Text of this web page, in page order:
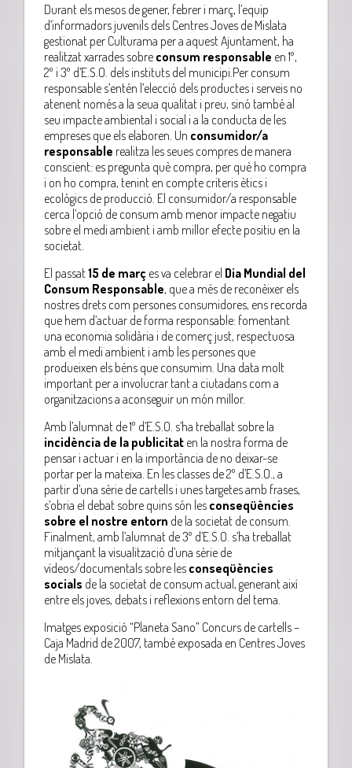
Durant els mesos de gener, febrer i març, l’equip
d’informadors juvenils dels Centres Joves de Mislata
gestionat per Culturama per a aquest Ajuntament, ha
realitzat xarrades sobre consum responsable en 1º,
2º i 3º d’E.S.O. dels instituts del municipi. Per consum
responsable s’entén l’elecció dels productes i serveis no
atenent només a la seua qualitat i preu, sinó també al
seu impacte ambiental i social i a la conducta de les
empreses que els elaboren. Un consumidor/a
responsable realitza les seues compres de manera
conscient: es pregunta què compra, per què ho compra
i on ho compra, tenint en compte criteris ètics i
ecològics de producció. El consumidor/a responsable
cerca l’opció de consum amb menor impacte negatiu
sobre el medi ambient i amb millor efecte positiu en la
societat.
El passat15 de març es va celebrar el Dia Mundial del
Consum Responsable, que a més de reconèixer els
nostres drets com persones consumidores, ens recorda
que hem d’actuar de forma responsable: fomentant
una economia solidària i de comerç just, respectuosa
amb el medi ambient i amb les persones que
produeixen els béns que consumim. Una data molt
important per a involucrar tant a ciutadans com a
organitzacions a aconseguir un món millor.
Amb l’alumnat de 1º d’E.S.O. s’ha treballat sobre la
incidència de la publicitat en la nostra forma de
pensar i actuar i en la importància de no deixar-se
portar per la mateixa. En les classes de 2º d’E.S.O., a
partir d’una sèrie de cartells i unes targetes amb frases,
s’obria el debat sobre quins són les conseqüències
sobre el nostre entorn de la societat de consum.
Finalment, amb l’alumnat de 3º d’E.S.O. s’ha treballat
mitjançant la visualització d’una sèrie de
vídeos/documentals sobre les conseqüències
socials de la societat de consum actual, generant així
entre els joves, debats i reflexions entorn del tema.
Imatges exposició “Planeta Sano” Concurs de cartells –
Caja Madrid de 2007, també exposada en Centres Joves
de Mislata.